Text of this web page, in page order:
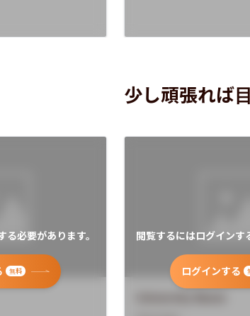
少し頑張れば
必要があります。
無料
閲覧するにはログインす
ログインする